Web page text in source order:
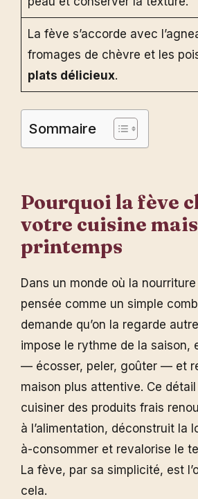
La fève s’accorde avec
fromages de chèvre et les
plats délicieux.
Sommaire
Pourquoi la fève
votre cuisine
printemps
Dans un monde où la
pensée comme un simple
demande qu’on la regarde
impose le rythme de la saison,
— écosser, peler, goûter — et
maison plus attentive. Ce
cuisiner des produits frais
à l’alimentation, déconstruit la
à-consommer et revalorise le
La fève, par sa simplicité, est
cela.